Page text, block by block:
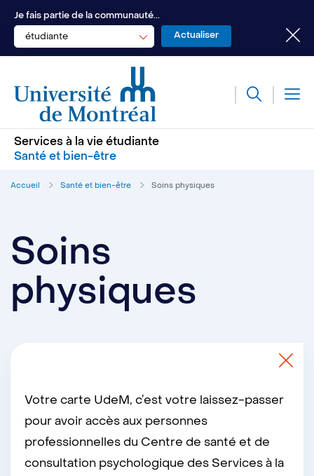
Je fais partie de la communauté...
étudiante
Services à la vie étudiante
Santé et bien-être
Accueil Santé et bien-être Soins physiques
Soins
physiques
Votre carte UdeM, c’est votre laissez-passer
pour avoir accès aux personnes
professionnelles du Centre de santé et de
consultation psychologique des Services à la